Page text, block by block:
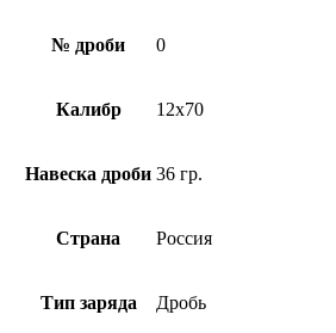
№ дроби 0
Калибр 12х70
Навеска дроби 36 гр.
Страна Россия
Тип заряда Дробь